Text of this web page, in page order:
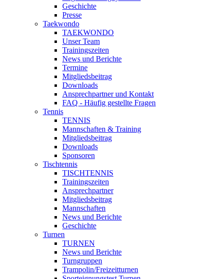
Geschichte
Presse
Taekwondo
TAEKWONDO
Unser Team
Trainingszeiten
News und Berichte
Termine
Mitgliedsbeitrag
Downloads
Ansprechpartner und Kontakt
FAQ - Häufig gestellte Fragen
Tennis
TENNIS
Mannschaften & Training
Mitgliedsbeitrag
Downloads
Sponsoren
Tischtennis
TISCHTENNIS
Trainingszeiten
Ansprechpartner
Mitgliedsbeitrag
Mannschaften
News und Berichte
Geschichte
Turnen
TURNEN
News und Berichte
Turngruppen
Trampolin/Freizeitturnen